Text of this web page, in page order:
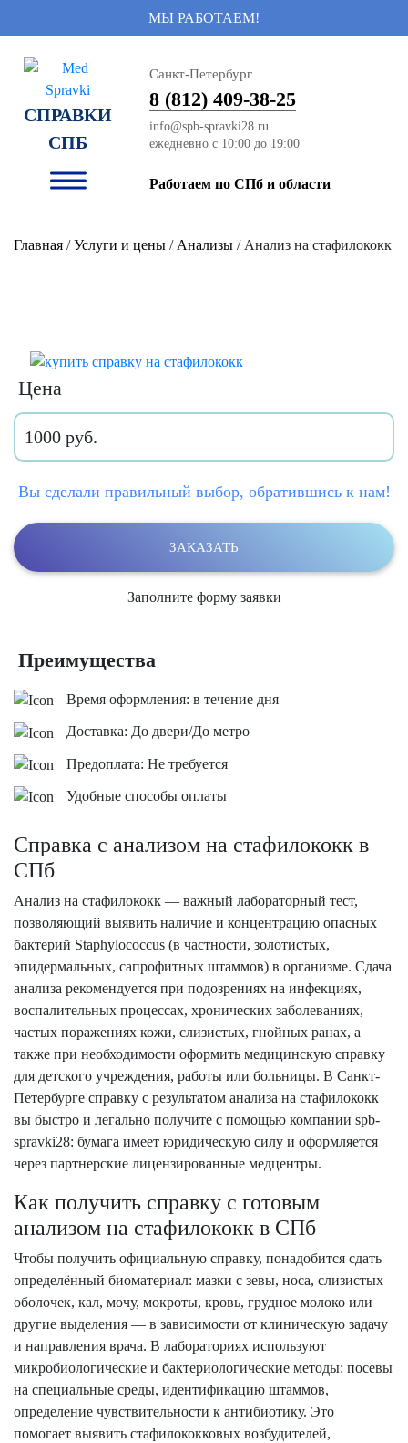
МЫ РАБОТАЕМ!
СПРАВКИ
СПБ
Санкт-Петербург
8 (812) 409-38-25
info@spb-spravki28.ru
Работаем по СПб и области
Главная /Услуги и цены / Анализы / Анализ на стафилококк
Цена
1000 руб.
Вы сделали правильный выбор, обратившись к нам!
ЗАКАЗАТЬ
Заполните форму заявки
Преимущества
Время оформления: в течение дня
Доставка: До двери/До метро
Предоплата: Не требуется
Удобные способы оплаты
Справка с анализом на стафилококк в
СПб
Анализ на стафилококк — важный лабораторный тест,
позволяющий выявить наличие и концентрацию опасных
бактерий Staphylococcus (в частности, золотистых,
эпидермальных, сапрофитных штаммов) в организме. Сдача
анализа рекомендуется при подозрениях на инфекциях,
воспалительных процессах, хронических заболеваниях,
частых поражениях кожи, слизистых, гнойных ранах, а
также при необходимости оформить медицинскую справку
для детского учреждения, работы или больницы. В Санкт-
Петербурге справку с результатом анализа на стафилококк
вы быстро и легально получите с помощью компании spb-
spravki28: бумага имеет юридическую силу и оформляется
через партнерские лицензированные медцентры.
Как получить справку с готовым
анализом на стафилококк в СПб
Чтобы получить официальную справку, понадобится сдать
определённый биоматериал: мазки с зевы, носа, слизистых
оболочек, кал, мочу, мокроты, кровь, грудное молоко или
другие выделения — в зависимости от клиническую задачу
и направления врача. В лабораториях используют
микробиологические и бактериологические методы: посевы
на специальные среды, идентификацию штаммов,
определение чувствительности к антибиотику. Это
помогает выявить стафилококковых возбудителей,